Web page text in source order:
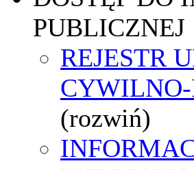
PUBLICZNEJ
REJESTR
(rozwiń)